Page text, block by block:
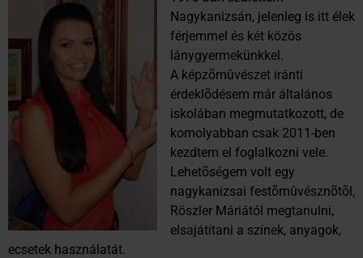
Nagykanizsán, jelenleg is itt élek
férjemmel és két közös
lánygyermekünkkel.
A képzõmûvészet iránti
érdeklõdésem már általános
iskolában megmutatkozott, de
komolyabban csak 2011-ben
kezdtem el foglalkozni vele.
Lehetõségem volt egy
nagykanizsai festõmûvésznõtõl,
Röszler Máriától megtanulni,
elsajátítani a színek, anyagok,
ecsetek használatát.